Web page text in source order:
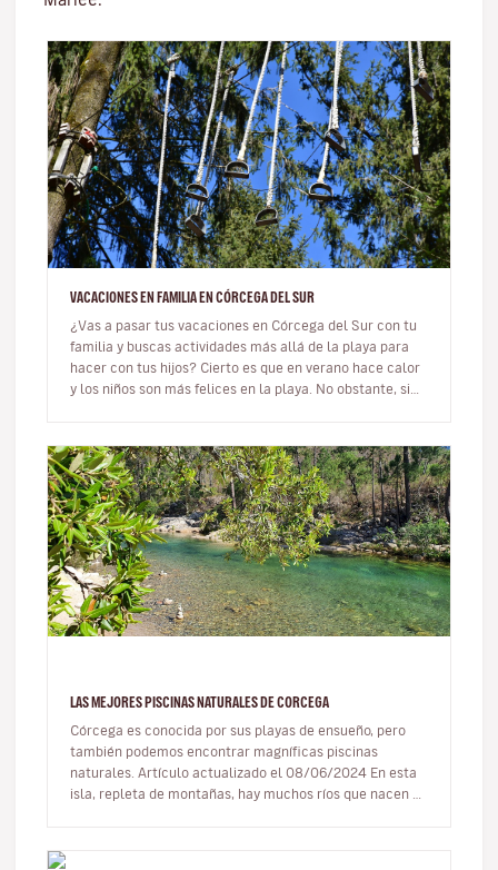
VACACIONES EN FAMILIA EN CÓRCEGA DEL SUR
¿Vas a pasar tus vacaciones en Córcega del Sur con tu
familia y buscas actividades más allá de la playa para
hacer con tus hijos? Cierto es que en verano hace calor
y los niños son más felices en la playa. No obstante, si
LAS MEJORES PISCINAS NATURALES DE CORCEGA
Córcega es conocida por sus playas de ensueño, pero
también podemos encontrar magníficas piscinas
naturales. Artículo actualizado el 08/06/2024 En esta
isla, repleta de montañas, hay muchos ríos que nacen en